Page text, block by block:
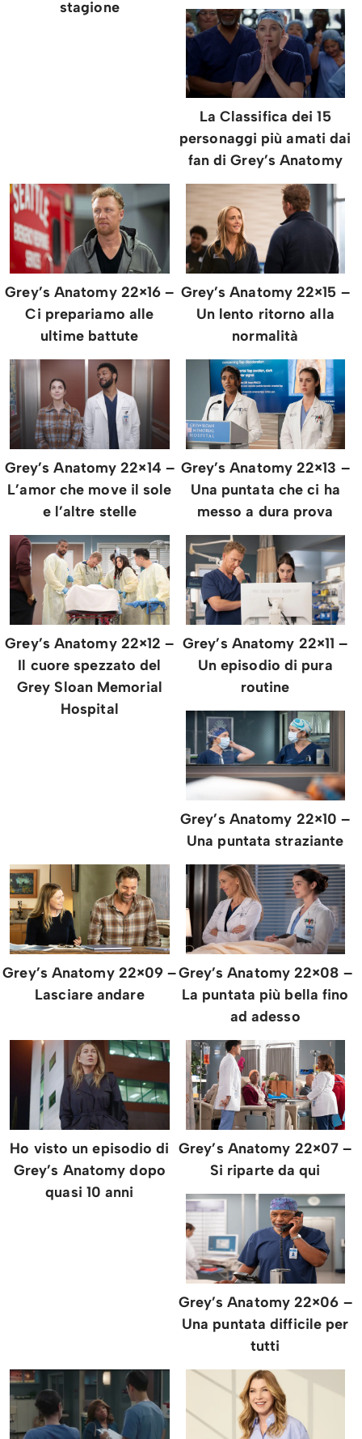
stagione
La Classifica dei 15
personaggi più amati dai
fan di Grey’s Anatomy
Grey’s Anatomy 22×16 –
Ci prepariamo alle
ultime battute
Grey’s Anatomy 22×15 –
Un lento ritorno alla
normalità
Grey’s Anatomy 22×14 –
L’amor che move il sole
e l’altre stelle
Grey’s Anatomy 22×13 –
Una puntata che ci ha
messo a dura prova
Grey’s Anatomy 22×12 –
Il cuore spezzato del
Grey Sloan Memorial
Hospital
Grey’s Anatomy 22×11 –
Un episodio di pura
routine
Grey’s Anatomy 22×10 –
Una puntata straziante
Grey’s Anatomy 22×09 –
Lasciare andare
Grey’s Anatomy 22×08 –
La puntata più bella fino
ad adesso
Ho visto un episodio di
Grey’s Anatomy dopo
quasi 10 anni
Grey’s Anatomy 22×07 –
Si riparte da qui
Grey’s Anatomy 22×06 –
Una puntata difficile per
tutti